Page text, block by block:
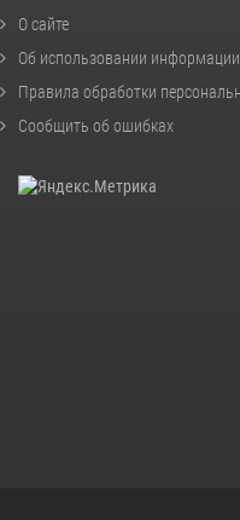
О сайте
Об использовании
Правила обработки
Сообщить об ошибках